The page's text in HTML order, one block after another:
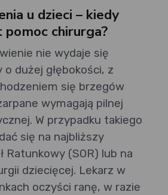
u dzieci – kiedy
pomoc chirurga?
nie wydaje się
dużej głębokości, z
się brzegów
wymagają pilnej
W przypadku takiego
się na najbliższy
Ratunkowy (SOR) lub na
dziecięcej. Lekarz w
oczyści ranę, w razie